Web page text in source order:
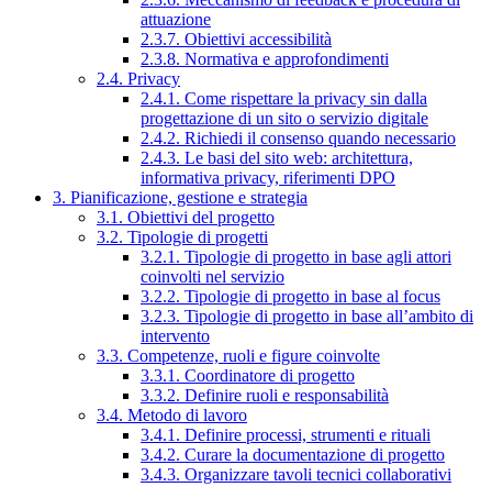
attuazione
2.3.7. Obiettivi accessibilità
2.3.8. Normativa e approfondimenti
2.4. Privacy
2.4.1. Come rispettare la privacy sin dalla
progettazione di un sito o servizio digitale
2.4.2. Richiedi il consenso quando necessario
2.4.3. Le basi del sito web: architettura,
informativa privacy, riferimenti DPO
3. Pianificazione, gestione e strategia
3.1. Obiettivi del progetto
3.2. Tipologie di progetti
3.2.1. Tipologie di progetto in base agli attori
coinvolti nel servizio
3.2.2. Tipologie di progetto in base al focus
3.2.3. Tipologie di progetto in base all’ambito di
intervento
3.3. Competenze, ruoli e figure coinvolte
3.3.1. Coordinatore di progetto
3.3.2. Definire ruoli e responsabilità
3.4. Metodo di lavoro
3.4.1. Definire processi, strumenti e rituali
3.4.2. Curare la documentazione di progetto
3.4.3. Organizzare tavoli tecnici collaborativi